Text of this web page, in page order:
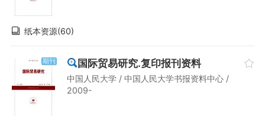
纸本资源(60)
期刊 国际贸易研究.复印报刊资料
中国人民大学 / 中国人民大学书报资料中心 /
2009-